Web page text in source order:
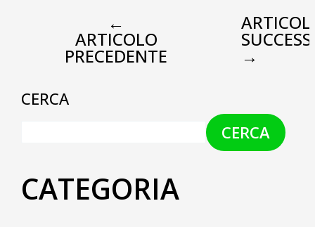
←
ARTICOLO
PRECEDENTE →
CERCA
CERCA
CATEGORIA